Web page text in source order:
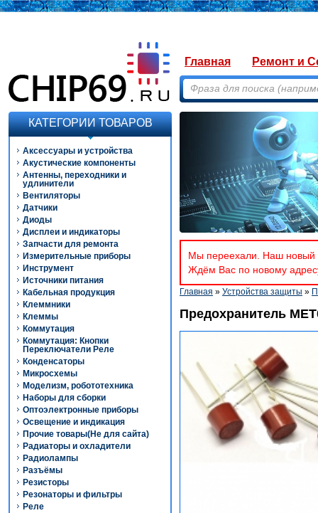
Главная Ремонт и
КАТЕГОРИИ ТОВАРОВ
Аксессуары и устройства
Акустические компоненты
Антенны, переходники и
удлинители
Вентиляторы
Датчики
Диоды
Дисплеи и индикаторы
Запчасти для ремонта
Измерительные приборы
Инструмент
Источники питания
Кабельная продукция
Клеммники
Клеммы
Коммутация
Коммутация: Кнопки
Переключатели Реле
Конденсаторы
Микросхемы
Моделизм, робототехника
Наборы для сборки
Оптоэлектронные приборы
Освещение и индикация
Прочие товары(Не для сайта)
Радиаторы и охладители
Радиолампы
Разъёмы
Резисторы
Резонаторы и фильтры
Реле
Мы переехали. Наш новый
Ждём Вас по новому
Главная » Устройства защиты »
Предохранитель